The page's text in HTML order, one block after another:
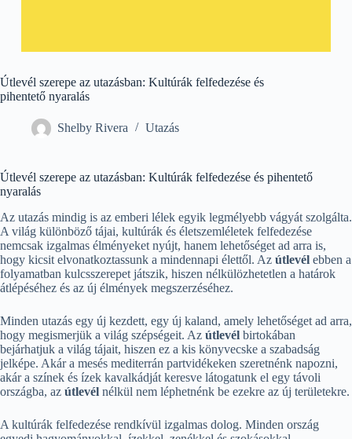
Útlevél szerepe az utazásban: Kultúrák felfedezése és
pihentető nyaralás
Shelby Rivera Utazás
Útlevél szerepe az utazásban: Kultúrák felfedezése és pihentető
nyaralás
Az utazás mindig is az emberi lélek egyik legmélyebb vágyát szolgálta.
A világ különböző tájai, kultúrák és életszemléletek felfedezése
nemcsak izgalmas élményeket nyújt, hanem lehetőséget ad arra is,
hogy kicsit elvonatkoztassunk a mindennapi élettől. Az útlevél ebben a
folyamatban kulcsszerepet játszik, hiszen nélkülözhetetlen a határok
átlépéséhez és az új élmények megszerzéséhez.
Minden utazás egy új kezdett, egy új kaland, amely lehetőséget ad arra,
hogy megismerjük a világ szépségeit. Az útlevél birtokában
bejárhatjuk a világ tájait, hiszen ez a kis könyvecske a szabadság
jelképe. Akár a mesés mediterrán partvidékeken szeretnénk napozni,
akár a színek és ízek kavalkádját keresve látogatunk el egy távoli
országba, az útlevél nélkül nem léphetnénk be ezekre az új területekre.
A kultúrák felfedezése rendkívül izgalmas dolog. Minden ország